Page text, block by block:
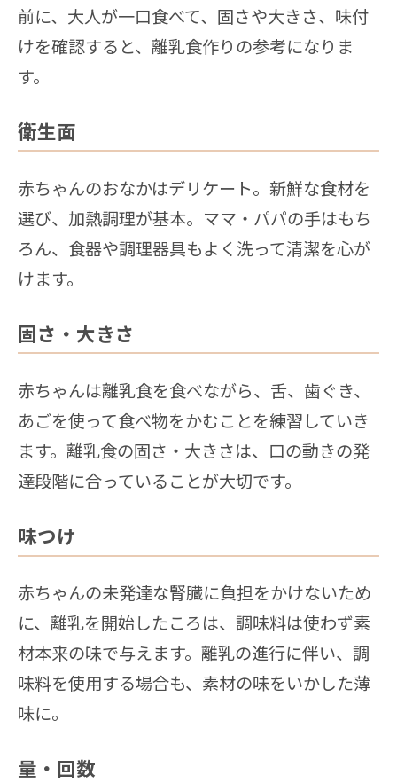
前に、大人が一口食べて、固さや大きさ、味付
けを確認すると、離乳食作りの参考になりま
す。
衛生面
赤ちゃんのおなかはデリケート。新鮮な食材を
選び、加熱調理が基本。ママ・パパの手はもち
ろん、食器や調理器具もよく洗って清潔を心が
けます。
固さ・大きさ
赤ちゃんは離乳食を食べながら、舌、歯ぐき、
あごを使って食べ物をかむことを練習していき
ます。離乳食の固さ・大きさは、口の動きの発
達段階に合っていることが大切です。
味つけ
赤ちゃんの未発達な腎臓に負担をかけないため
に、離乳を開始したころは、調味料は使わず素
材本来の味で与えます。離乳の進行に伴い、調
味料を使用する場合も、素材の味をいかした薄
味に。
量・回数